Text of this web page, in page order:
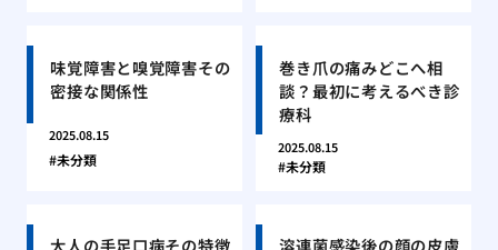
味覚障害と嗅覚障害その
密接な関係性
2025.08.15
未分類
巻き爪の痛みどこへ相
談？最初に考えるべき診
療科
2025.08.15
未分類
大人の手足口病その特徴
溶連菌感染後の顔の皮膚